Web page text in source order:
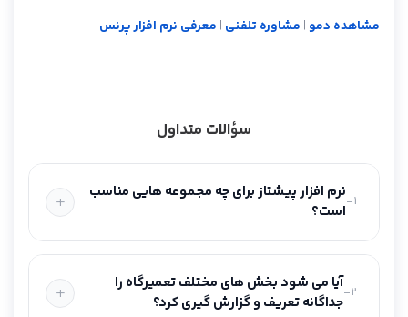
مشاهده دمو | مشاوره تلفنی | معرفی نرم افزار پرنس
سؤالات متداول
1- نرم افزار پیشتاز برای چه مجموعه هایی مناسب
است؟
2- آیا می شود بخش های مختلف تعمیرگاه را
جداگانه تعریف و گزارش گیری کرد؟